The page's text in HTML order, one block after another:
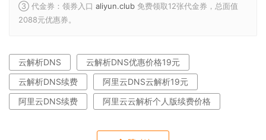
③ 代金券：领券入口 aliyun.club 免费领取12张代金券，总面值
2088元优惠券。
云解析DNS
云解析DNS优惠价格19元
云解析DNS续费
阿里云DNS云解析19元
阿里云DNS续费
阿里云云解析个人版续费价格